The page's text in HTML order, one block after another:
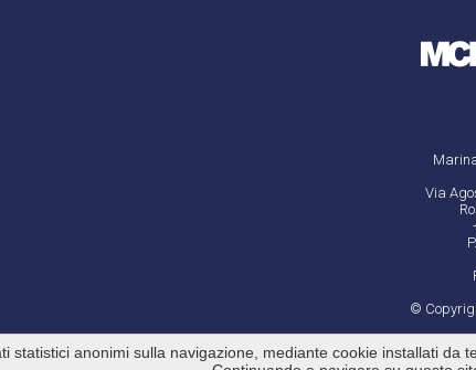
Via
©
statistici anonimi sulla navigazione, mediante cookie installati